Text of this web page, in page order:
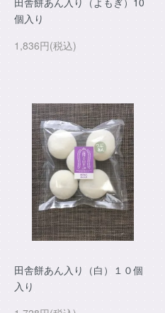
個入り
1,836円(税込)
田舎餅あん入り（白）１０個
入り